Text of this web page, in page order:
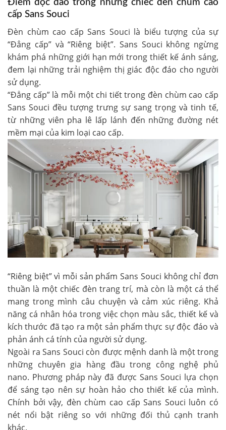
Điểm độc đáo trong những chiếc đèn chùm cao
cấp Sans Souci
Đèn chùm cao cấp Sans Souci là biểu tượng của sự
“Đẳng cấp” và “Riêng biệt”. Sans Souci không ngừng
khám phá những giới hạn mới trong thiết kế ánh sáng,
đem lại những trải nghiệm thị giác độc đáo cho người
sử dụng.
“Đẳng cấp” là mỗi một chi tiết trong đèn chùm cao cấp
Sans Souci đều tượng trưng sự sang trọng và tinh tế,
từ những viên pha lê lấp lánh đến những đường nét
mềm mại của kim loại cao cấp.
“Riêng biệt” vì mỗi sản phẩm Sans Souci không chỉ đơn
thuần là một chiếc đèn trang trí, mà còn là một cá thể
mang trong mình câu chuyện và cảm xúc riêng. Khả
năng cá nhân hóa trong việc chọn màu sắc, thiết kế và
kích thước đã tạo ra một sản phẩm thực sự độc đáo và
phản ánh cá tính của người sử dụng.
Ngoài ra Sans Souci còn được mệnh danh là một trong
những chuyên gia hàng đầu trong công nghệ phủ
nano. Phương pháp này đã được Sans Souci lựa chọn
để sáng tạo nên sự hoàn hảo cho thiết kế của mình.
Chính bởi vậy, đèn chùm cao cấp Sans Souci luôn có
nét nổi bật riêng so với những đối thủ cạnh tranh
khác.